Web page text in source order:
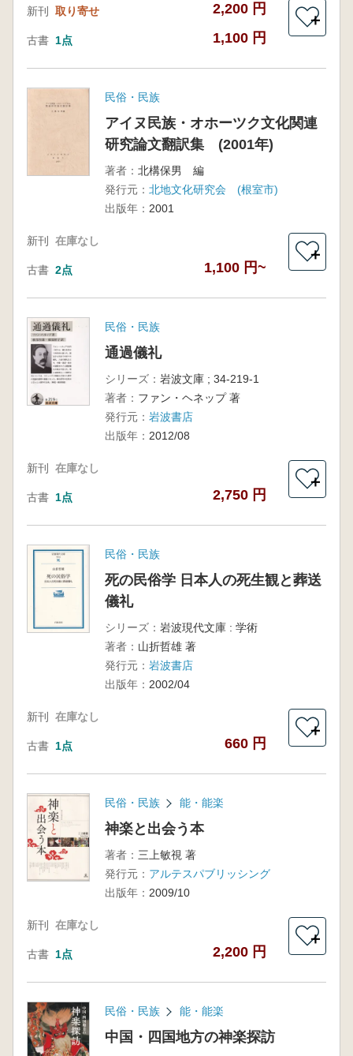
新刊 取り寄せ 2,200 円
古書 1点 1,100 円
＋
民俗・民族
アイヌ民族・オホーツク文化関連
研究論文翻訳集 (2001年)
著者： 北構保男 編
発行元： 北地文化研究会 (根室市)
出版年： 2001
新刊 在庫なし
古書 2点 1,100 円~
＋
民俗・民族
通過儀礼
シリーズ： 岩波文庫 ; 34-219-1
著者： ファン・ヘネップ 著
発行元： 岩波書店
出版年： 2012/08
新刊 在庫なし
古書 1点 2,750 円
＋
民俗・民族
死の民俗学 日本人の死生観と葬送
儀礼
シリーズ： 岩波現代文庫 : 学術
著者： 山折哲雄 著
発行元： 岩波書店
出版年： 2002/04
新刊 在庫なし
古書 1点 660 円
＋
民俗・民族 能・能楽
神楽と出会う本
著者： 三上敏視 著
発行元： アルテスパブリッシング
出版年： 2009/10
新刊 在庫なし
古書 1点 2,200 円
＋
民俗・民族 能・能楽
中国・四国地方の神楽探訪